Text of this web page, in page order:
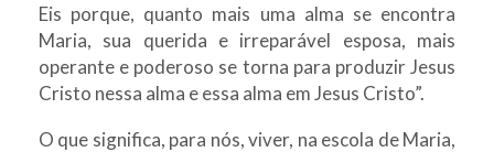
Eis porque, quanto mais uma alma se encontra
Maria, sua querida e irreparável esposa, mais
operante e poderoso se torna para produzir Jesus
Cristo nessa alma e essa alma em Jesus Cristo”.
O que significa, para nós, viver, na escola de Maria,